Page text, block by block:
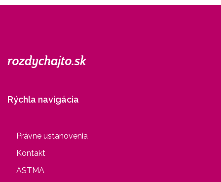
Rýchla navigácia
Právne ustanovenia
Kontakt
ASTMA